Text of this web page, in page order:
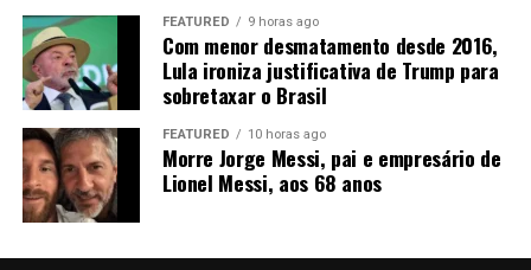
reduzir o custo de transporte. A ligação com o Arco
Norte pode ampliar ainda o acesso aos mercados
internacionais, principalmente na Ásia e na Europa.
FEATURED 9 horas ago
Com menor desmatamento desde 2016,
Lula ironiza justificativa de Trump para
sobretaxar o Brasil
FEATURED 10 horas ago
Morre Jorge Messi, pai e empresário de
Lionel Messi, aos 68 anos